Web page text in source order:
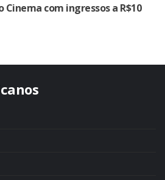
Cinema com ingressos a R$10